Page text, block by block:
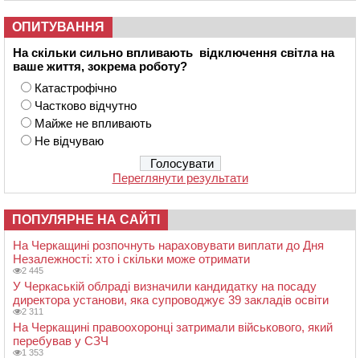
ОПИТУВАННЯ
На скільки сильно впливають відключення світла на
ваше життя, зокрема роботу?
Катастрофічно
Частково відчутно
Майже не впливають
Не відчуваю
Переглянути результати
ПОПУЛЯРНЕ НА САЙТІ
На Черкащині розпочнуть нараховувати виплати до Дня
Незалежності: хто і скільки може отримати
2 445
У Черкаській облраді визначили кандидатку на посаду
директора установи, яка супроводжує 39 закладів освіти
2 311
На Черкащині правоохоронці затримали військового, який
перебував у СЗЧ
1 353